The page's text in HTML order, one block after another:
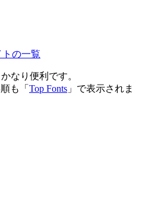
トの一覧
なり便利です。
も「 Top Fonts 」で表示されま